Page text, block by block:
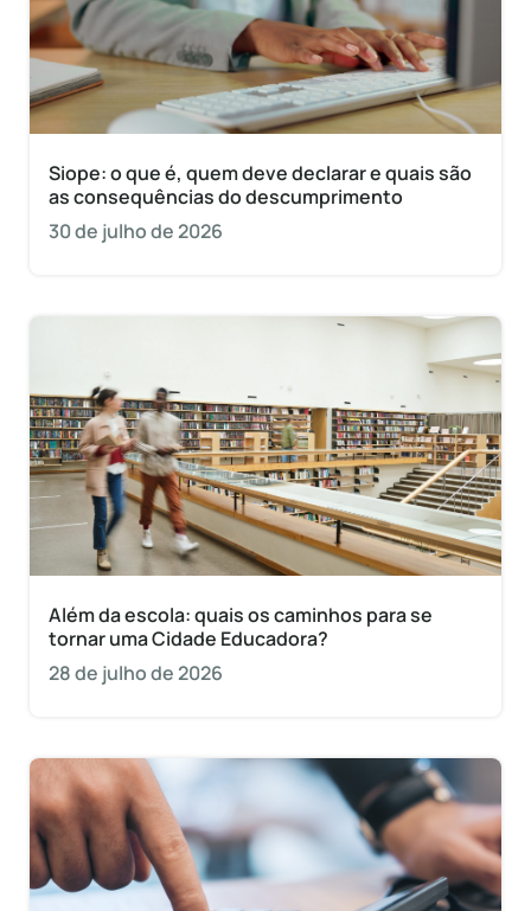
Siope: o que é, quem deve declarar e quais são
as consequências do descumprimento
30 de julho de 2026
Além da escola: quais os caminhos para se
tornar uma Cidade Educadora?
28 de julho de 2026